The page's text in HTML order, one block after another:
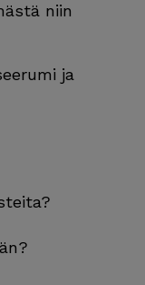
niin
ja